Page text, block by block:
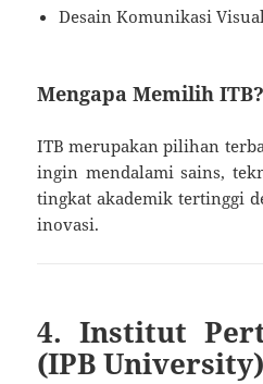
Desain Komunikasi Visual
Mengapa Memilih ITB?
ITB merupakan pilihan
ingin mendalami sains,
tingkat akademik tertinggi
inovasi.
4. Institut
(IPB University)